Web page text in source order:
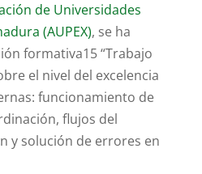
de Universidades
(AUPEX), se ha
formativa15 “Trabajo
el nivel del excelencia
funcionamiento de
flujos del
y solución de errores en